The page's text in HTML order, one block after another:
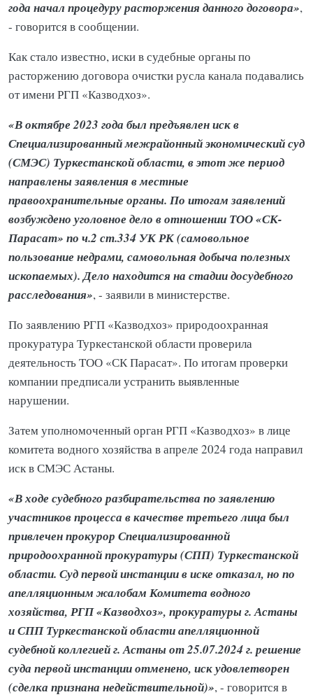
года начал процедуру расторжения данного договора»,
- говорится в сообщении.
Как стало известно, иски в судебные органы по
расторжению договора очистки русла канала подавались
от имени РГП «Казводхоз».
«В октябре 2023 года был предъявлен иск в
Специализированный межрайонный экономический суд
(СМЭС) Туркестанской области, в этот же период
направлены заявления в местные
правоохранительные органы. По итогам заявлений
возбуждено уголовное дело в отношении ТОО «СК-
Парасат» по ч.2 ст.334 УК РК (самовольное
пользование недрами, самовольная добыча полезных
ископаемых). Дело находится на стадии досудебного
расследования», - заявили в министерстве.
По заявлению РГП «Казводхоз» природоохранная
прокуратура Туркестанской области проверила
деятельность ТОО «СК Парасат». По итогам проверки
компании предписали устранить выявленные
нарушении.
Затем уполномоченный орган РГП «Казводхоз» в лице
комитета водного хозяйства в апреле 2024 года направил
иск в СМЭС Астаны.
«В ходе судебного разбирательства по заявлению
участников процесса в качестве третьего лица был
привлечен прокурор Специализированной
природоохранной прокуратуры (СПП) Туркестанской
области. Суд первой инстанции в иске отказал, но по
апелляционным жалобам Комитета водного
хозяйства, РГП «Казводхоз», прокуратуры г. Астаны
и СПП Туркестанской области апелляционной
судебной коллегией г. Астаны от 25.07.2024 г. решение
суда первой инстанции отменено, иск удовлетворен
(сделка признана недействительной)», - говорится в